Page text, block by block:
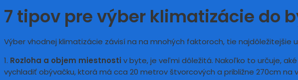
7 tipov pre výber klimatizácie do
Výber vhodnej klimatizácie závisí na na mnohých faktoroch, tie najdôležitejšie
1. Rozloha a objem miestnostiv byte, je veľmi dôležitá. Nakoľko to určuje,
vychladiť obývačku, ktorá má cca 20 metrov štvorcových a približne 270cm na